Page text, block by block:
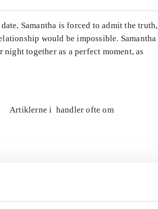
Samantha is forced to admit the truth,
would be impossible. Samantha
together as a perfect moment, as
Artiklerne i handler ofte om